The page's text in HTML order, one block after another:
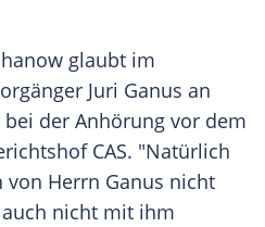
glaubt im
Juri Ganus an
bei der Anhörung vor dem
CAS. "Natürlich
von Herrn Ganus nicht
nicht mit ihm